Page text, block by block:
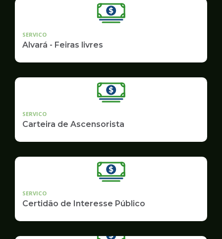
SERVICO
Alvará - Feiras livres
SERVICO
Carteira de Ascensorista
SERVICO
Certidão de Interesse Público